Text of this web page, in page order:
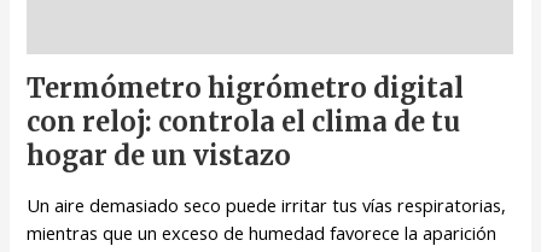
Termómetro higrómetro digital
con reloj: controla el clima de tu
hogar de un vistazo
Un aire demasiado seco puede irritar tus vías respiratorias,
mientras que un exceso de humedad favorece la aparición